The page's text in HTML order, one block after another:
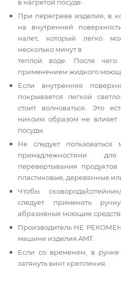
в нагретой посуде.
При перегреве изделия, в
на внутренней
налет, который легко
несколько минут в
теплой воде. После
применением жидкого
Если внутренняя
покрывается легкой
стоит волноваться. Это
никоим образом не влияет
посуды.
Не следует пользоваться
принадлежностями
перевертывания
пластиковые, деревянные
Чтобы сковорода/
следует применять
абразивные моющие
Производитель НЕ
машине изделия AMT.
Если со временем, в ручке
затянуть винт крепления.